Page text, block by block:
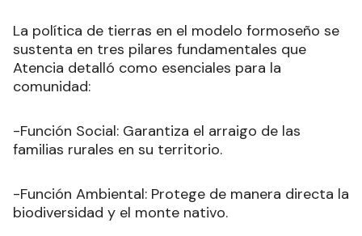
La política de tierras en el modelo formoseño se
sustenta en tres pilares fundamentales que
Atencia detalló como esenciales para la
comunidad:
-Función Social: Garantiza el arraigo de las
familias rurales en su territorio.
-Función Ambiental: Protege de manera directa la
biodiversidad y el monte nativo.